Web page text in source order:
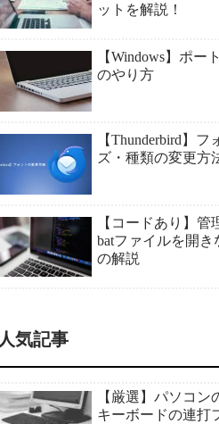
ットを解説！
【Windows】ポー
のやり方
【Thunderbird】フ
ズ・種類の変更方
【コードあり】管
batファイルを開き
の解説
人気記事
【厳選】パソコン
キーボードの連打